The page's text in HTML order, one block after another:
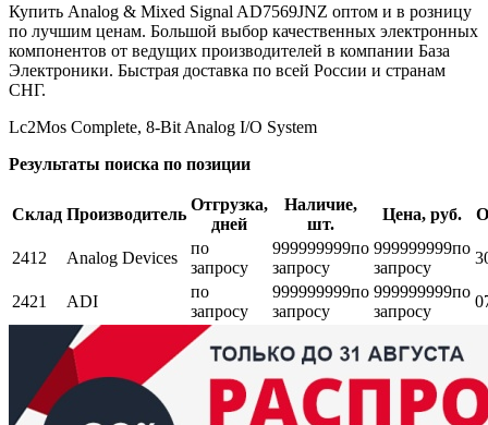
Купить Analog & Mixed Signal AD7569JNZ оптом и в розницу
по лучшим ценам. Большой выбор качественных электронных
компонентов от ведущих производителей в компании База
Электроники. Быстрая доставка по всей России и странам
СНГ.
Lc2Mos Complete, 8-Bit Analog I/O System
Результаты поиска по позиции
Склад Производитель
Отгрузка,
дней
Наличие,
шт.
Цена, руб.
2412 Analog Devices
по
запросу
999999999по
запросу
999999999по
запросу
2421 ADI
по
запросу
999999999по
запросу
999999999по
запросу